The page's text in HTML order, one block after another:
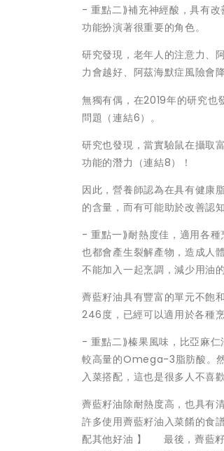
- 重點二⟫補充神經酸，具有
功能扮演著很重要的角色。
研究發現，老年人的注意力、
力會越好、阿茲海默症風險會
無獨有偶，在2019年的研究也
問題（連結6）。
研究也發現，當實驗鼠在攝取
功能的潛力（連結8）！
因此，營養師認為在具有健康
的含量，而有可能助於改善
- 重點一⟫耐熱度佳，適用各
也都會產生裂解產物，造成人
不能加入一起烹調，減少用油的
薺藍籽油具有豐富的單元不飽
246度，已經可以適用於各種
- 重點二⟫榛果風味，比亞麻
較高量的Omega-3脂肪酸。
入菜搭配，這也是很多人不喜
薺藍籽油除耐熱度高，也具有
許多使用薺藍籽油入菜餚的
配其他好油 】 最後，薺藍籽